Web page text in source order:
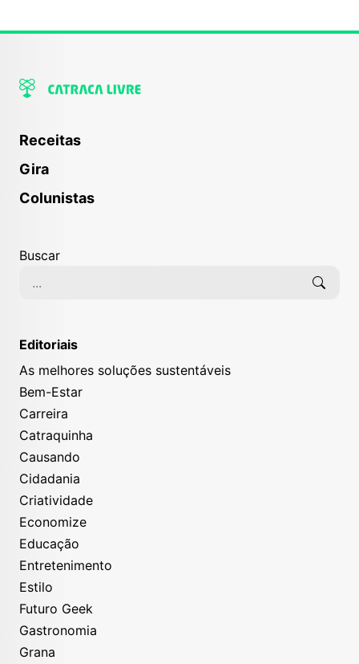
Receitas
Gira
Colunistas
Buscar
Editoriais
As melhores soluções sustentáveis
Bem-Estar
Carreira
Catraquinha
Causando
Cidadania
Criatividade
Economize
Educação
Entretenimento
Estilo
Futuro Geek
Gastronomia
Grana